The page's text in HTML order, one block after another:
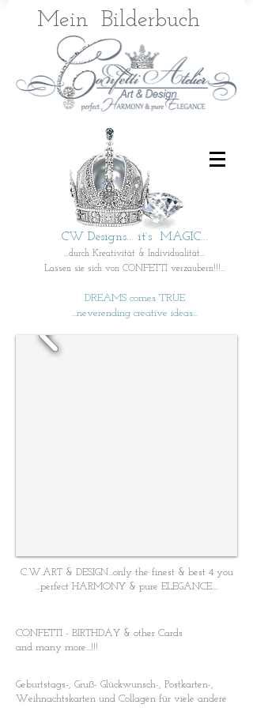
Mein Bilderbuch
CW Designs... it`s MAGIC...
...durch Kreativität & Individualität...
Lassen sie sich von CONFETTI verzaubern!!!...
DREAMS comes TRUE
...neverending creative ideas...
C.W.ART & DESIGN...only the finest & best 4 you
...perfect HARMONY & pure ELEGANCE....
CONFETTI - BIRTHDAY & other Cards
and many more...!!!
Geburtstags-, Gruß- Glückwunsch-, Postkarten-,
Weihnachtskarten und Collagen für viele andere